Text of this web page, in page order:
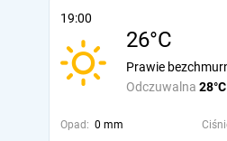
19:00
26°C
Odczuwalna 28°C
Prawie
Opad: 0 mm